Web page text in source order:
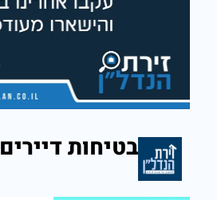
בטיחות דיירים